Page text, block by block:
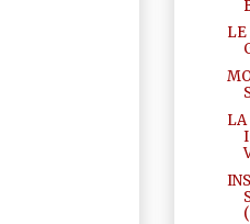
LE
LA